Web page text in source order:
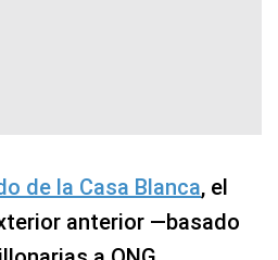
de la Casa Blanca, el
anterior —basado